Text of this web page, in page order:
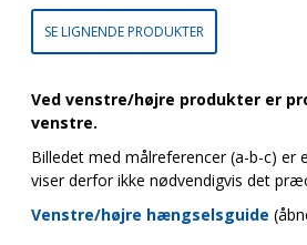
SE LIGNENDE PRODUKTER
Ved venstre/højre produkter er
venstre.
Billedet med målreferencer (a-b-c) er
viser derfor ikke nødvendigvis det
Venstre/højre hængselsguide